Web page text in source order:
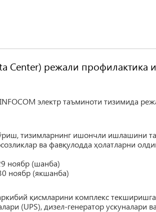
Center) режали профилактика
электр таъминоти тизимида
тизимларнинг ишончли ишлашини
ва фавқулодда ҳолатларни
ноябр (шанба)
ноябр (якшанба)
қисмларини комплекс
(UPS), дизел-генератор ускуналари